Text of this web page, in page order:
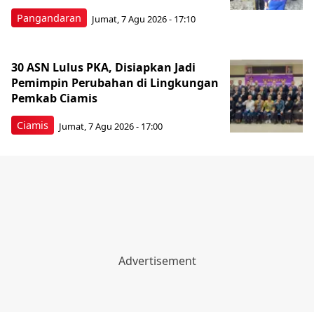
Pangandaran Jumat, 7 Agu 2026 - 17:10
Ciamis
30 ASN Lulus PKA, Disiapkan Jadi
Pemimpin Perubahan di Lingkungan
Pemkab Ciamis
Jumat, 7 Agu 2026 - 17:00